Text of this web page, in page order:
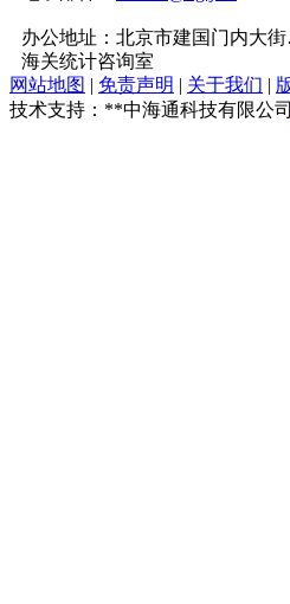
办公地址：北京市建国门内大
海关统计咨询室
网站地图 | 免责声明 | 关于我们 |
技术支持：**中海通科技有限公司